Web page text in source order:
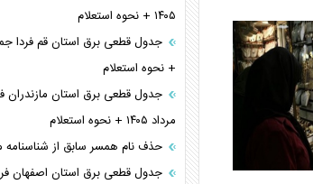
۱۴۰۵ + نحوه استعلام
+ نحوه استعلام
مرداد ۱۴۰۵ + نحوه استعلام
حذف نام همسر سابق از